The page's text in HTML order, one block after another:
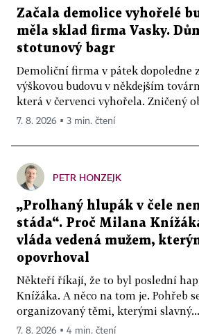
Začala demolice vyhořelé
měla sklad firma Vasky.
stotunový bagr
Demoliční firma v pátek dopoledne
výškovou budovu v někdejším
která v červenci vyhořela. Zničený
7. 8. 2026 ▪ 3 min. čtení
PETR HONZEJK
„Prolhaný hlupák v čele
stáda“. Proč Milana
vláda vedená mužem,
opovrhoval
Někteří říkají, že to byl poslední
Knížáka. A něco na tom je. Pohřeb
organizovaný těmi, kterými slavný...
7. 8. 2026 ▪ 4 min. čtení